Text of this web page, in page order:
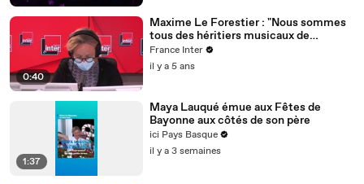
0:40
Maxime Le Forestier : "Nous sommes
tous des héritiers musicaux de
Brassens (...), il est une borne
fondamentale dans l'histoire de la
chanson française. Mon Brassens à
chansons parfaites, il n'y a rien à jeter."
France Inter
il y a 5 ans
1:37
Maya Lauqué émue aux Fêtes de
Bayonne aux côtés de son père
ici Pays Basque
il y a 3 semaines